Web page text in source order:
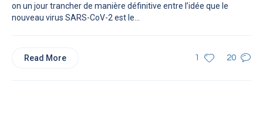
on un jour trancher de manière définitive entre l’idée que le
nouveau virus SARS-CoV-2 est le...
1 20
Read More